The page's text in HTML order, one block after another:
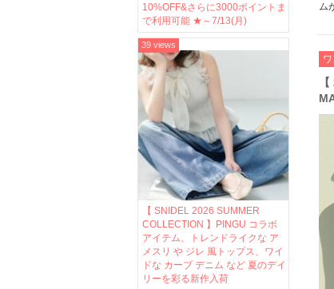
10%OFF&さらに3000ポイントま
で利用可能 ★～7/13(月)
【 SNIDEL 2026 SUMMER
COLLECTION 】PINGU コラボ
アイテム、トレンドライクな ア
メスリ や ジレ 風トップス、ワイ
ドな カーブ デニム など 夏のデイ
リーを彩る新作入荷
39 views
ム
ー
ど
ド
ぐ